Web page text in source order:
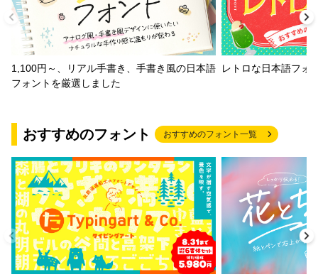
1,100円～、リアル手書き、手書き風の日本語
フォントを厳選しました
レトロな日本語フォ
おすすめのフォント おすすめのフォント一覧